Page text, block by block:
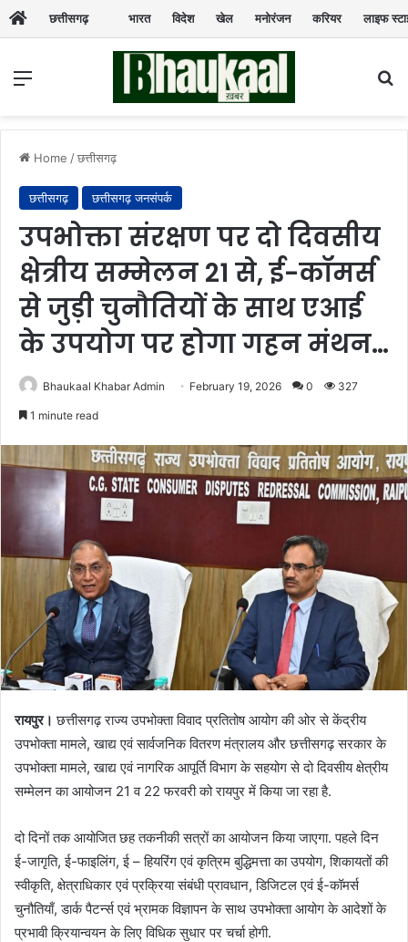
छत्तीसगढ़ भारत विदेश खेल मनोरंजन करियर लाइफ
Menu
Home /छत्तीसगढ़
छत्तीसगढ़ छत्तीसगढ़ जनसंपर्क
उपभोक्ता संरक्षण पर दो दिवसीय
क्षेत्रीय सम्मेलन 21 से, ई-कॉमर्स
से जुड़ी चुनौतियों के साथ एआई
के उपयोग पर होगा गहन मंथन…
Bhaukaal Khabar Admin February 19, 2026 0 327
1 minute read
रायपुर। छत्तीसगढ़ राज्य उपभोक्ता विवाद प्रतितोष आयोग की ओर से केंद्रीय
उपभोक्ता मामले, खाद्य एवं सार्वजनिक वितरण मंत्रालय और छत्तीसगढ़ सरकार के
उपभोक्ता मामले, खाद्य एवं नागरिक आपूर्ति विभाग के सहयोग से दो दिवसीय क्षेत्रीय
सम्मेलन का आयोजन 21 व 22 फरवरी को रायपुर में किया जा रहा है.
दो दिनों तक आयोजित छह तकनीकी सत्रों का आयोजन किया जाएगा. पहले दिन
ई-जागृति, ई-फाइलिंग, ई – हियरिंग एवं कृत्रिम बुद्धिमत्ता का उपयोग, शिकायतों की
स्वीकृति, क्षेत्राधिकार एवं प्रक्रिया संबंधी प्रावधान, डिजिटल एवं ई-कॉमर्स
चुनौतियाँ, डार्क पैटर्न्स एवं भ्रामक विज्ञापन के साथ उपभोक्ता आयोग के आदेशों के
प्रभावी क्रियान्वयन के लिए विधिक सुधार पर चर्चा होगी.